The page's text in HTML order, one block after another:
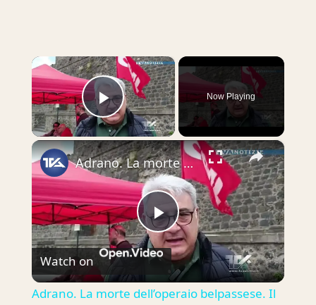
×
Play Video
Now Playing
×
Play
Video
Adrano. La morte dell’operaio belpassese. Il cordoglio di rappresentanti delle istituzioni e sindaca
Watch on
Adrano. La morte dell’operaio belpassese. Il